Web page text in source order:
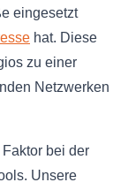
eingesetzt
hat. Diese
zu einer
Netzwerken
bei der
Unsere